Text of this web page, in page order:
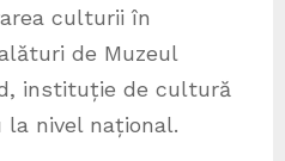
culturii în
de Muzeul
instituție de cultură
nivel național.